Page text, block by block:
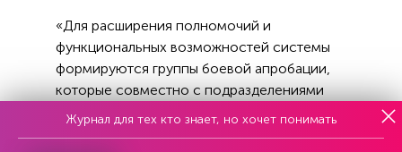
«Для расширения полномочий и
функциональных возможностей системы
формируются группы боевой апробации,
которые совместно с подразделениями
Вооруженных сил России и представителями
Журнал для тех кто знает, но хочет понимать